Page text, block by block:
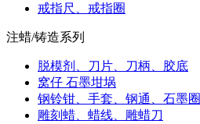
戒指尺、戒指圈
注蜡/铸造系列
脱模剂、刀片、刀柄、胶底
窝仔 石墨坩埚
钢铃钳、手套、钢通、石墨圈
雕刻蜡、蜡线、雕蜡刀